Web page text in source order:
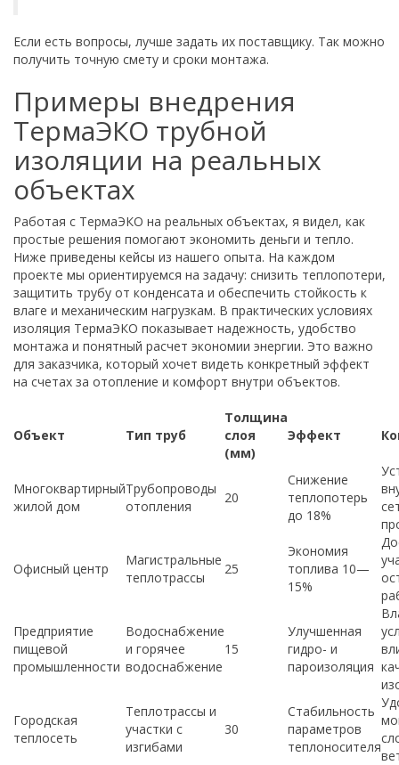
Если есть вопросы, лучше задать их поставщику. Так можно
получить точную смету и сроки монтажа.
Примеры внедрения
ТермаЭКО трубной
изоляции на реальных
объектах
Работая с ТермаЭКО на реальных объектах, я видел, как
простые решения помогают экономить деньги и тепло.
Ниже приведены кейсы из нашего опыта. На каждом
проекте мы ориентируемся на задачу: снизить теплопотери,
защитить трубу от конденсата и обеспечить стойкость к
влаге и механическим нагрузкам. В практических условиях
изоляция ТермаЭКО показывает надежность, удобство
монтажа и понятный расчет экономии энергии. Это важно
для заказчика, который хочет видеть конкретный эффект
на счетах за отопление и комфорт внутри объектов.
Объект Тип труб
Толщина
слоя
(мм)
Эффект
Многоквартирный
жилой дом
Трубопроводы
отопления
20
Снижение
теплопотерь
до 18%
Офисный центр
Магистральные
теплотрассы
25
Экономия
топлива 10—
15%
Предприятие
пищевой
промышленности
Водоснабжение
и горячее
водоснабжение
15
Улучшенная
гидро- и
пароизоляция
Городская
теплосеть
Теплотрассы и
участки с
изгибами
30
Стабильность
параметров
теплоносителя